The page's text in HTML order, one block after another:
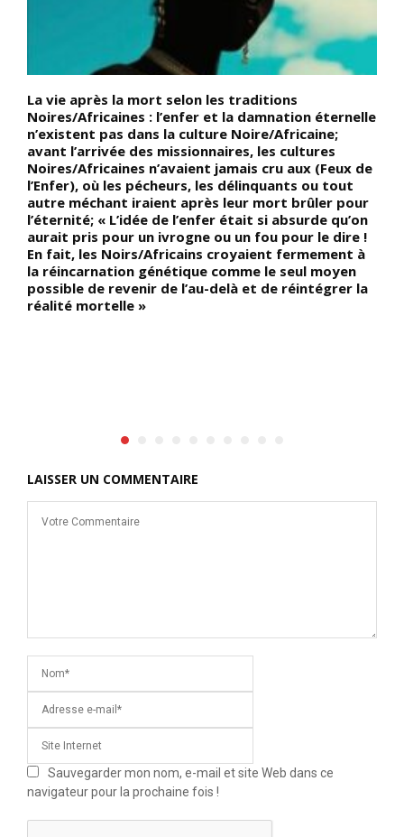
La vie après la mort selon les traditions
Noires/Africaines : l’enfer et la damnation éternelle
n’existent pas dans la culture Noire/Africaine;
avant l’arrivée des missionnaires, les cultures
Noires/Africaines n’avaient jamais cru aux (Feux de
l’Enfer), où les pécheurs, les délinquants ou tout
autre méchant iraient après leur mort brûler pour
l’éternité; « L’idée de l’enfer était si absurde qu’on
aurait pris pour un ivrogne ou un fou pour le dire !
En fait, les Noirs/Africains croyaient fermement à
la réincarnation génétique comme le seul moyen
possible de revenir de l’au-delà et de réintégrer la
réalité mortelle »
LAISSER UN COMMENTAIRE
Sauvegarder mon nom, e-mail et site Web dans ce
navigateur pour la prochaine fois !